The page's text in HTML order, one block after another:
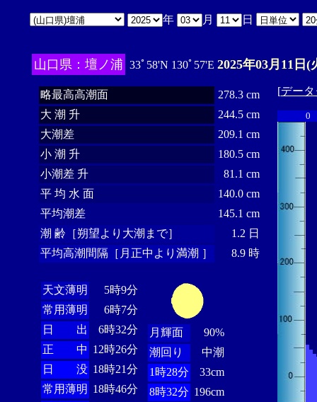
年 月 日
山口県：壇ノ浦 33ﾟ58'N 130ﾟ57'E 2025年03月11日(
略最高高潮面
278.3 cm
大 潮 升
244.5 cm
大潮差
209.1 cm
小 潮 升
180.5 cm
小潮差 升
81.1 cm
平 均 水 面
140.0 cm
平均潮差
145.1 cm
潮 齢［朔望より大潮まで］
1.2 日
平均高潮間隔［月正中より満潮 ］
8.9 時
天文薄明
5時9分
常用薄明
6時7分
日 出
6時32分
正 中 12時26分
日 没 18時21分
常用薄明 18時46分
月輝面
90%
潮回り
中潮
1時28分
33cm
8時32分 196cm
[デー
0